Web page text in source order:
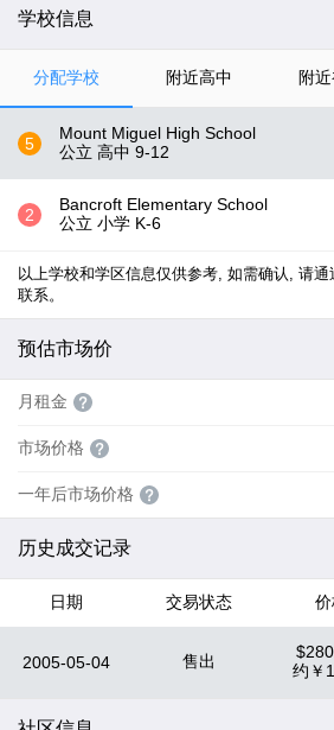
学校信息
分配学校 附近高中 附
5
Mount Miguel High School
公立 高中 9-12
2
Bancroft Elementary School
公立 小学 K-6
以上学校和学区信息仅供参考, 如需确认, 请
联系。
预估市场价
月租金
市场价格
一年后市场价格
历史成交记录
日期 交易状态
2005-05-04 售出
约 ￥